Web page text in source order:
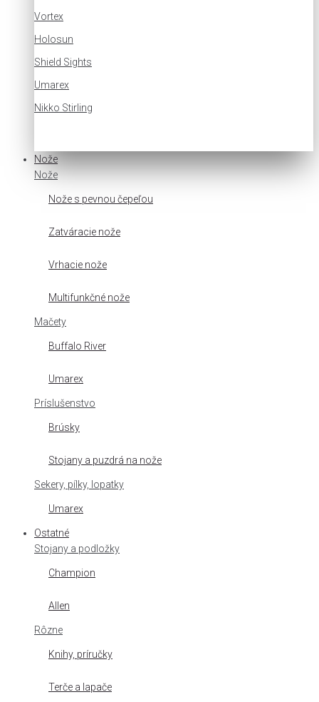
Vortex
Holosun
Shield Sights
Umarex
Nikko Stirling
Nože
Nože
Nože s pevnou čepeľou
Zatváracie nože
Vrhacie nože
Multifunkčné nože
Mačety
Buffalo River
Umarex
Príslušenstvo
Brúsky
Stojany a puzdrá na nože
Sekery, pílky, lopatky
Umarex
Ostatné
Stojany a podložky
Champion
Allen
Rôzne
Knihy, príručky
Terče a lapače